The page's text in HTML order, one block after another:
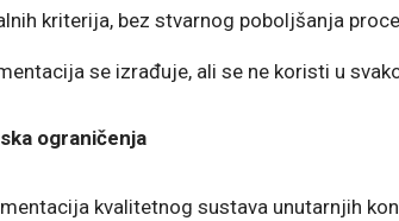
kriterija, bez stvarnog poboljšanja
se izrađuje, ali se ne koristi u
ograničenja
kvalitetnog sustava unutarnjih